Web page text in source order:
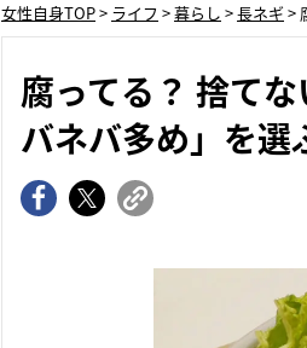
女性自身TOP> ライフ >暮らし >長ネギ >
腐ってる？ 捨て
バネバ多め」を選